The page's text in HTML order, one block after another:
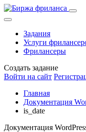
Задания
Услуги
Фрилансеры
Создать задание
Войти на сайт
Главная
Документация
is_date
Документация